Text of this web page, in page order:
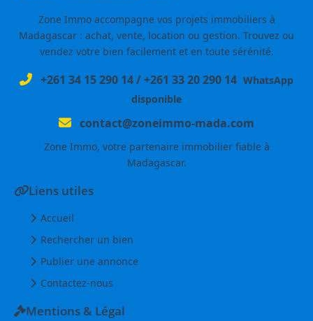
Zone Immo accompagne vos projets immobiliers à
Madagascar : achat, vente, location ou gestion. Trouvez ou
vendez votre bien facilement et en toute sérénité.
+261 34 15 290 14/+261 33 20 290 14 WhatsApp
disponible
contact@zoneimmo-mada.com
Zone Immo, votre partenaire immobilier fiable à
Madagascar.
Liens utiles
Accueil
Rechercher un bien
Publier une annonce
Contactez-nous
Mentions & Légal